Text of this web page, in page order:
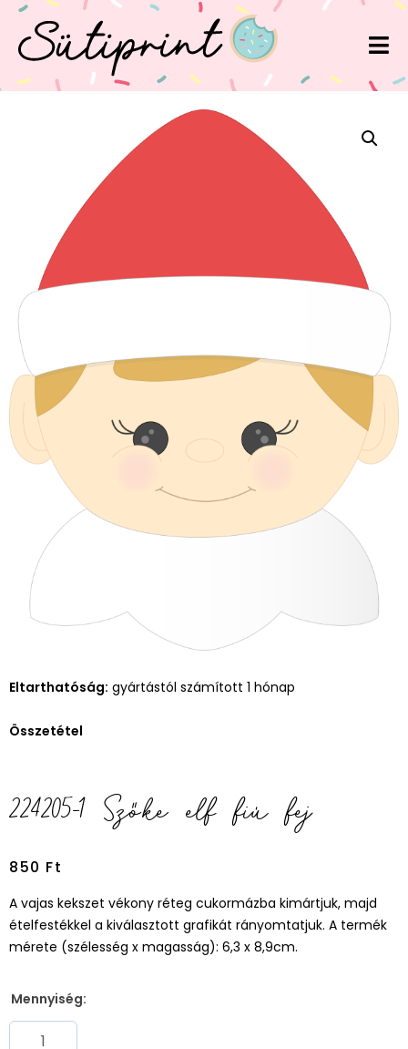
Eltarthatóság: gyártástól számított 1 hónap
Összetétel
224205-1 Szőke elf fiú fej
850 Ft
A vajas kekszet vékony réteg cukormázba kimártjuk, majd
ételfestékkel a kiválasztott grafikát rányomtatjuk. A termék
mérete (szélesség x magasság): 6,3 x 8,9cm.
Mennyiség: